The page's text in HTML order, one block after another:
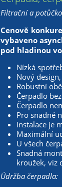
Filtrační a
Cenově
vybaveno
pod hladinou
Nízká
Nový
Robustní
Čerpadlo
Čerpadlo
Pro snadné
Instalace je
Maximální
U všech
Snadná
kroužek, viz
Údržba čerpadla: